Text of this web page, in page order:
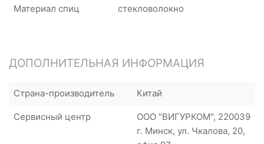
Материал спиц стекловолокно
ДОПОЛНИТЕЛЬНАЯ ИНФОРМАЦИЯ
Страна-производитель Китай
Сервисный центр
ООО "ВИГУРКОМ", 220039
г. Минск, ул. Чкалова, 20,